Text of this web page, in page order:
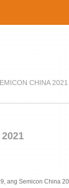
CHINA 2021
ang Semicon China